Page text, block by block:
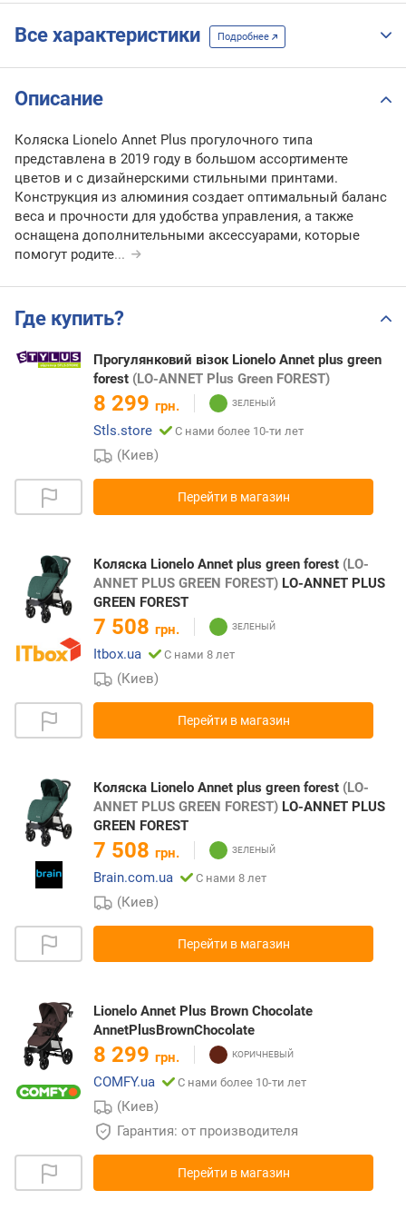
Все характеристики Подробнее
Описание
Коляска Lionelo Annet Plus прогулочного типа
представлена в 2019 году в большом ассортименте
цветов и с дизайнерскими стильными принтами.
Конструкция из алюминия создает оптимальный баланс
веса и прочности для удобства управления, а также
оснащена дополнительными аксессуарами, которые
помогут родите...
Где купить?
Прогулянковий візок Lionelo Annet plus green
forest (LO-ANNET Plus Green FOREST)
8 299 грн.
Stls.store
С нами более 10-ти лет
(Киев)
Перейти в магазин
Коляска Lionelo Annet plus green forest (LO-
ANNET PLUS GREEN FOREST) LO-ANNET PLUS
GREEN FOREST
7 508 грн.
Itbox.ua
С нами 8 лет
(Киев)
Перейти в магазин
Коляска Lionelo Annet plus green forest (LO-
ANNET PLUS GREEN FOREST) LO-ANNET PLUS
GREEN FOREST
7 508 грн.
Brain.com.ua
С нами 8 лет
(Киев)
Перейти в магазин
Lionelo Annet Plus Brown Chocolate
AnnetPlusBrownChocolate
8 299 грн.
COMFY.ua
С нами более 10-ти лет
(Киев)
Гарантия: от производителя
Перейти в магазин